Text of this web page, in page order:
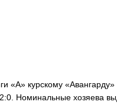
«А» курскому «Авангарду»
Номинальные хозяева